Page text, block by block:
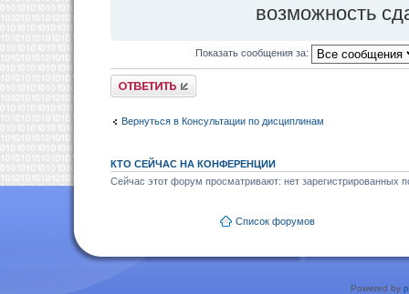
возможность
Показать сообщения за:
Ответить
Вернуться в Консультации по дисциплинам
КТО СЕЙЧАС НА КОНФЕРЕНЦИИ
Сейчас этот форум просматривают: нет зарегистрированных
Список форумов
Powered by